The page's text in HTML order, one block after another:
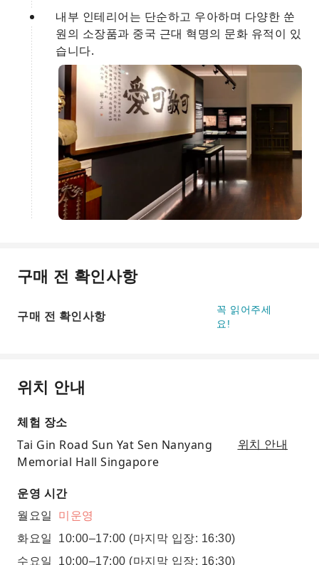
내부 인테리어는 단순하고 우아하며 다양한 쑨
원의 소장품과 중국 근대 혁명의 문화 유적이 있
습니다.
구매 전 확인사항
구매 전 확인사항
꼭 읽어주세
요!
위치 안내
체험 장소
Tai Gin Road Sun Yat Sen Nanyang
Memorial Hall Singapore
위치 안내
운영 시간
월요일
미운영
화요일
10:00–17:00 (마지막 입장: 16:30)
수요일
10:00–17:00 (마지막 입장: 16:30)